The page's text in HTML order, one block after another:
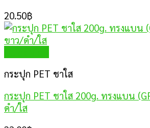
20.50฿
กระปุก PET ชาใส
กระปุก PET ชาใส 200g. ทรงแบน
ดำ/ใส